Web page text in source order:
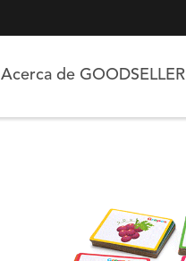
Acerca de GOODSELLER